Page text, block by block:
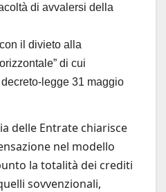
di avvalersi della
il divieto alla
di cui
legge 31 maggio
delle Entrate chiarisce
nel modello
la totalità dei crediti
sovvenzionali,